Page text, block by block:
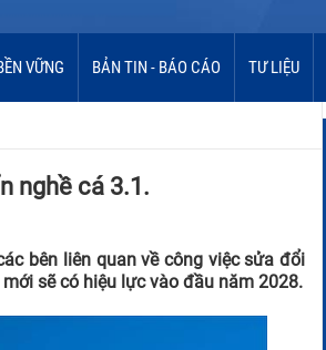
VỮNG BẢN TIN - BÁO CÁO TƯ LIỆU
nghề cá 3.1.
bên liên quan về công việc sửa đổi
sẽ có hiệu lực vào đầu năm 2028.